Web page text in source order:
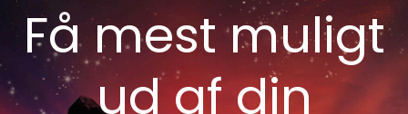
Få mest muligt
ud af din